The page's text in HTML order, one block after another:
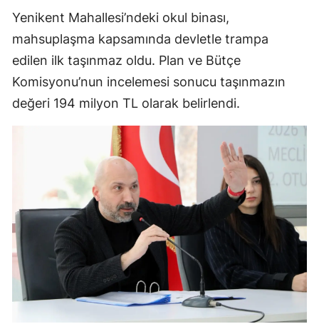
Yenikent Mahallesi’ndeki okul binası,
mahsuplaşma kapsamında devletle trampa
edilen ilk taşınmaz oldu. Plan ve Bütçe
Komisyonu’nun incelemesi sonucu taşınmazın
değeri 194 milyon TL olarak belirlendi.